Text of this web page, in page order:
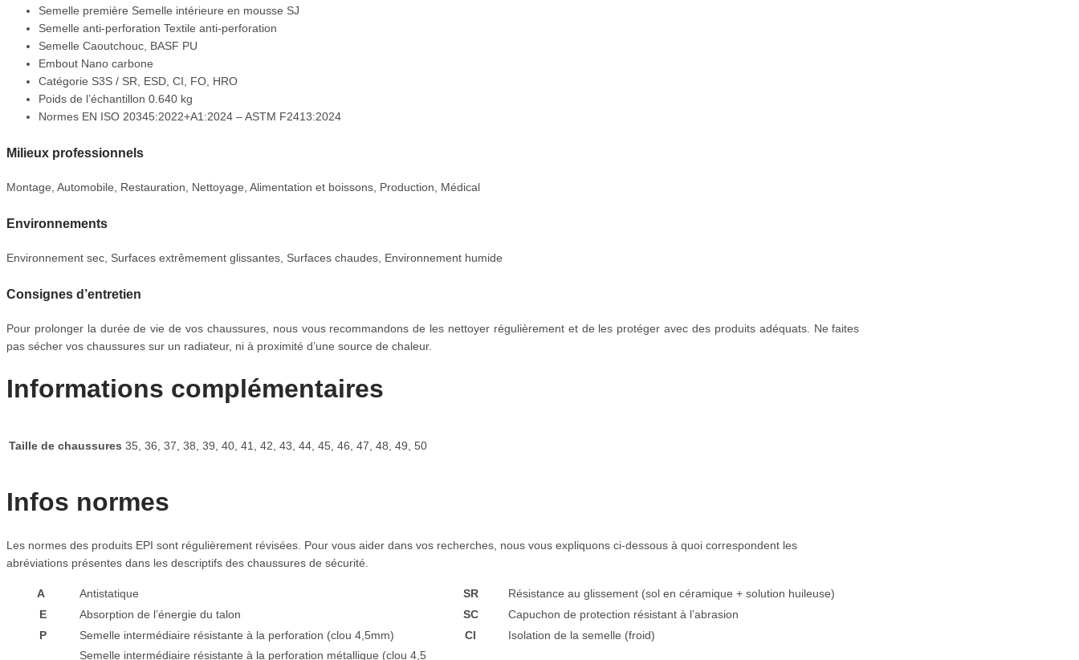
Semelle première Semelle intérieure en mousse SJ
Semelle anti-perforation Textile anti-perforation
Semelle Caoutchouc, BASF PU
Embout Nano carbone
Catégorie S3S / SR, ESD, CI, FO, HRO
Poids de l’échantillon 0.640 kg
Normes EN ISO 20345:2022+A1:2024 –ASTM F2413:2024
Milieux professionnels
Montage, Automobile, Restauration, Nettoyage, Alimentation et boissons, Production, Médical
Environnements
Environnement sec, Surfaces extrêmement glissantes, Surfaces chaudes, Environnement humide
Consignes d’entretien
Pour prolonger la durée de vie de vos chaussures, nous vous recommandons de les nettoyer régulièrement et de les protéger avec des produits adéquats. Ne faites
pas sécher vos chaussures sur un radiateur, ni à proximité d’une source de chaleur.
Informations complémentaires
Taille de chaussures 35, 36, 37, 38, 39, 40, 41, 42, 43, 44, 45, 46, 47, 48, 49, 50
Infos normes
Les normes des produits EPI sont régulièrement révisées. Pour vous aider dans vos recherches, nous vous expliquons ci-dessous à quoi correspondent les
abréviations présentes dans les descriptifs des chaussures de sécurité.
A Antistatique SR
Résistance au glissement (sol en céramique + solution huileuse)
E
Absorption de l’énergie du talon SC
Capuchon de protection résistant à l’abrasion
P
Semelle intermédiaire résistante à la perforation (clou 4,5mm) CI Isolation de la semelle (froid)
Semelle intermédiaire résistante à la perforation métallique (clou 4,5